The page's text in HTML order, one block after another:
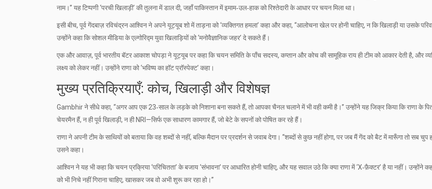
नाम।” यह टिप्पणी ‘परची खिलाड़ी’ की तुलना में डाल दी, जहाँ पाकिस्तान में इमाम‑उल‑हाक को रिश्तेदारी के आधार पर चयन मिला था।
इसी बीच, पूर्व गेंदबाज़रविचंद्रन आश्विनने अपने यूट्यूब शो में ताड़ना को ‘व्यक्तिगत हमला’ कहा और कहा, “आलोचना खेल पर होनी चाहिए, न कि खिलाड़ी या उसके
उन्होंने कहा कि सोशल मीडिया के एल्गोरिद्म युवा खिलाड़ियों को ‘मनोवैज्ञानिक जहर’ दे सकते हैं।
एक और आवाज़, पूर्व भारतीय बॅटरआकाश चोपड़ाने यूट्यूब पर कहा कि चयन समिति के पाँच सदस्य, कप्तान और कोच की सामूहिक राय ही टीम को आकार देती है, और
लक्ष्य को लेकर नहीं। उन्होंने राणा को ‘भविष्य का हॉट प्रॉस्पेक्ट’ कहा।
मुख्य प्रतिक्रियाएँ: कोच, खिलाड़ी और विशेषज्ञ
Gambhir ने सीधे कहा, “अगर आप एक 23‑साल के लड़के को निशाना बना सकते हैं, तो आपका चैनल चलाने में भी वही कमी है।” उन्होंने यह जिक्र किया कि राणा के
चेयरमैन हैं, न ही पूर्व खिलाड़ी, न ही NRI—सिर्फ एक साधारण कामगार हैं, जो बेटे के सपनों को पोषित कर रहे हैं।
राणा ने अपनी टीम के साथियों को बताया कि वह शब्दों से नहीं, बल्कि मैदान पर प्रदर्शन से जवाब देगा। “शब्दों से कुछ नहीं होगा, पर जब मैं गेंद को बैट में मारूँगा तो सब चुप
उसने कहा।
आश्विन ने यह भी कहा कि चयन प्रक्रिया ‘परिचितता’ के बजाय ‘संभावना’ पर आधारित होनी चाहिए, और यह सवाल उठे कि क्या राणा में ‘X‑फ़ैक्टर’ है या नहीं। उन्होंने
को भी निचे नहीं गिराना चाहिए, खासकर जब वो अभी शुरू कर रहा हो।”